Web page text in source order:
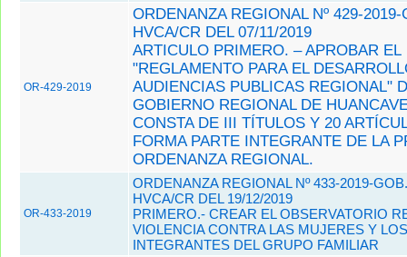
OR-429-2019
ORDENANZA REGIONAL Nº 429-
HVCA/CR DEL 07/11/2019
ARTICULO PRIMERO. – APROBAR EL
"REGLAMENTO PARA EL
AUDIENCIAS PUBLICAS REGIONAL"
GOBIERNO REGIONAL DE
CONSTA DE III TÍTULOS Y 20
FORMA PARTE INTEGRANTE DE LA
ORDENANZA REGIONAL.
OR-433-2019
ORDENANZA REGIONAL Nº 433-2019-
HVCA/CR DEL 19/12/2019
PRIMERO.- CREAR EL OBSERVATORIO
VIOLENCIA CONTRA LAS MUJERES Y LOS
INTEGRANTES DEL GRUPO FAMILIAR